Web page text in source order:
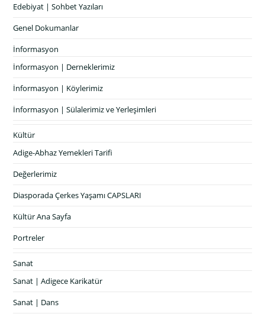
Edebiyat | Sohbet Yazıları
Genel Dokumanlar
İnformasyon
İnformasyon | Derneklerimiz
İnformasyon | Köylerimiz
İnformasyon | Sülalerimiz ve Yerleşimleri
Kültür
Adige-Abhaz Yemekleri Tarifi
Değerlerimiz
Diasporada Çerkes Yaşamı CAPSLARI
Kültür Ana Sayfa
Portreler
Sanat
Sanat | Adigece Karikatür
Sanat | Dans